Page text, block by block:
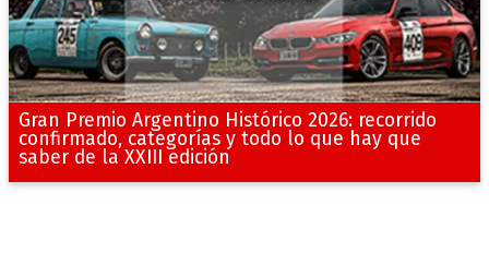
Gran Premio Argentino Histórico 2026: recorrido
confirmado, categorías y todo lo que hay que
saber de la XXIII edición